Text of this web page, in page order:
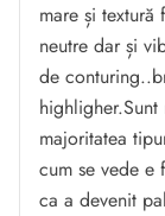
mare și
neutre dar și
de
majoritatea
cum se vede e
ca a devenit